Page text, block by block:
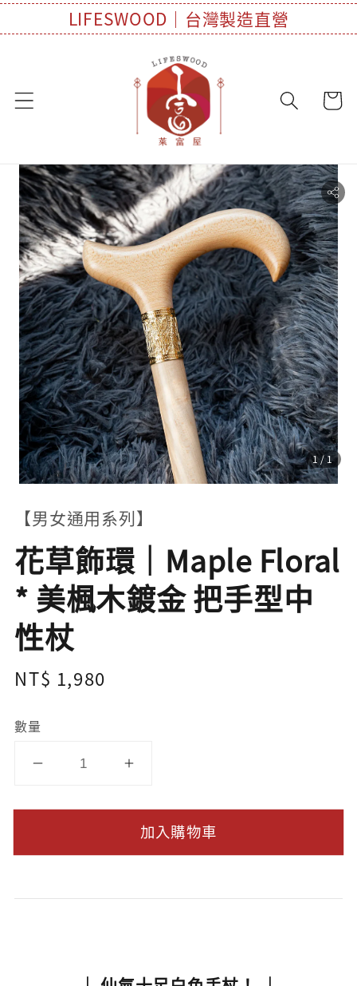
LIFESWOOD｜台灣製造直營
1/1
【男女通用系列】
花草飾環｜Maple Floral
* 美楓木鍍金 把手型中
性杖
Regular
NT$ 1,980
數量
加入購物車